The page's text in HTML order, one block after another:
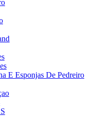
E Esponjas De Pedreiro